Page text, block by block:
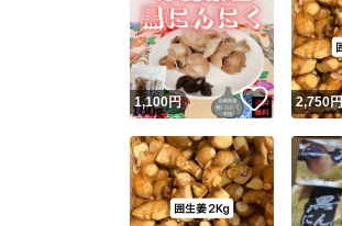
1,100円 いいね！
2,750円